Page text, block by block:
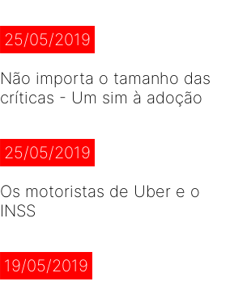
25/05/2019
Não importa o tamanho das
críticas - Um sim à adoção
25/05/2019
Os motoristas de Uber e o
INSS
19/05/2019